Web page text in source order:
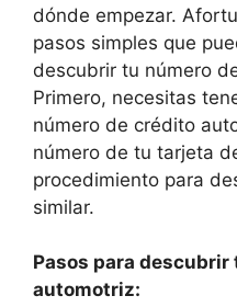
dónde empezar.
pasos simples que
descubrir tu número
Primero, necesitas
número de crédito
número de tu tarjeta
procedimiento para
similar.
Pasos para
automotriz: